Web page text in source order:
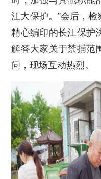
江大保护。”会后，
精心编印的长江保护
解答大家关于禁捕范
问，现场互动热烈。